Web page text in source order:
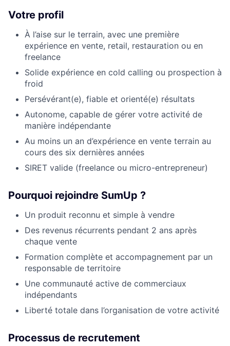
Votre profil
À l’aise sur le terrain, avec une première
expérience en vente, retail, restauration ou en
freelance
Solide expérience en cold calling ou prospection à
froid
Persévérant(e), fiable et orienté(e) résultats
Autonome, capable de gérer votre activité de
manière indépendante
Au moins un an d’expérience en vente terrain au
cours des six dernières années
SIRET valide (freelance ou micro-entrepreneur)
Pourquoi rejoindre SumUp ?
Un produit reconnu et simple à vendre
Des revenus récurrents pendant 2 ans après
chaque vente
Formation complète et accompagnement par un
responsable de territoire
Une communauté active de commerciaux
indépendants
Liberté totale dans l’organisation de votre activité
Processus de recrutement